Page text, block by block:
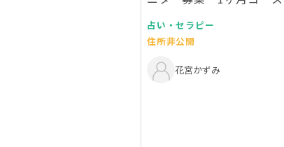
占い・セラピー
住所非公開
花宮かずみ